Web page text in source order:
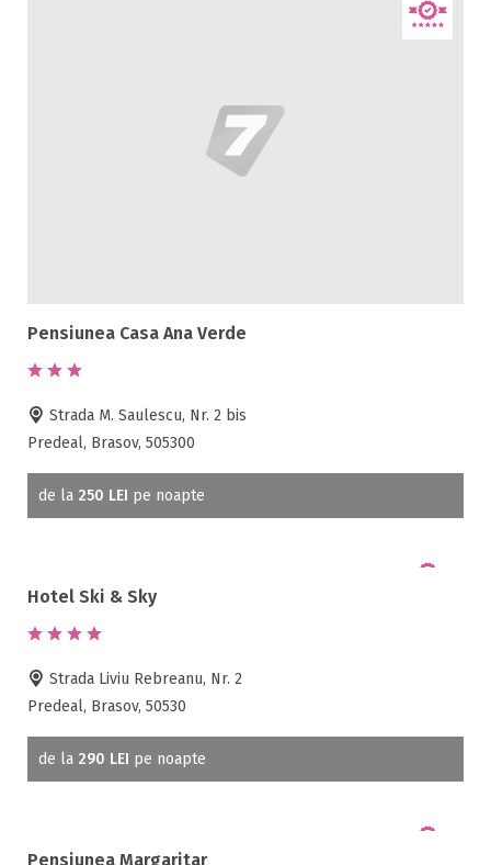
Pensiunea Casa Ana Verde
Strada M. Saulescu, Nr. 2 bis
Predeal, Brasov, 505300
de la 250 LEI pe noapte
Hotel Ski & Sky
Strada Liviu Rebreanu, Nr. 2
Predeal, Brasov, 50530
de la 290 LEI pe noapte
Pensiunea Margaritar